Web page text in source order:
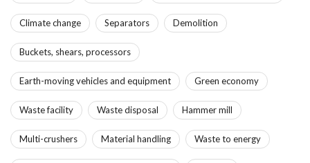
Climate change Separators Demolition
Buckets, shears, processors
Earth-moving vehicles and equipment Green economy
Waste facility Waste disposal Hammer mill
Multi-crushers Material handling Waste to energy